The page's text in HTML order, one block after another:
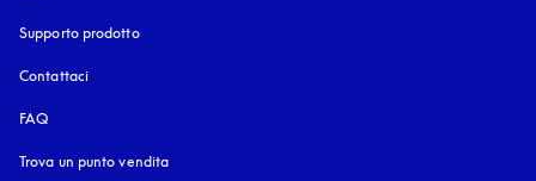
Supporto prodotto
Contattaci
FAQ
Trova un punto vendita